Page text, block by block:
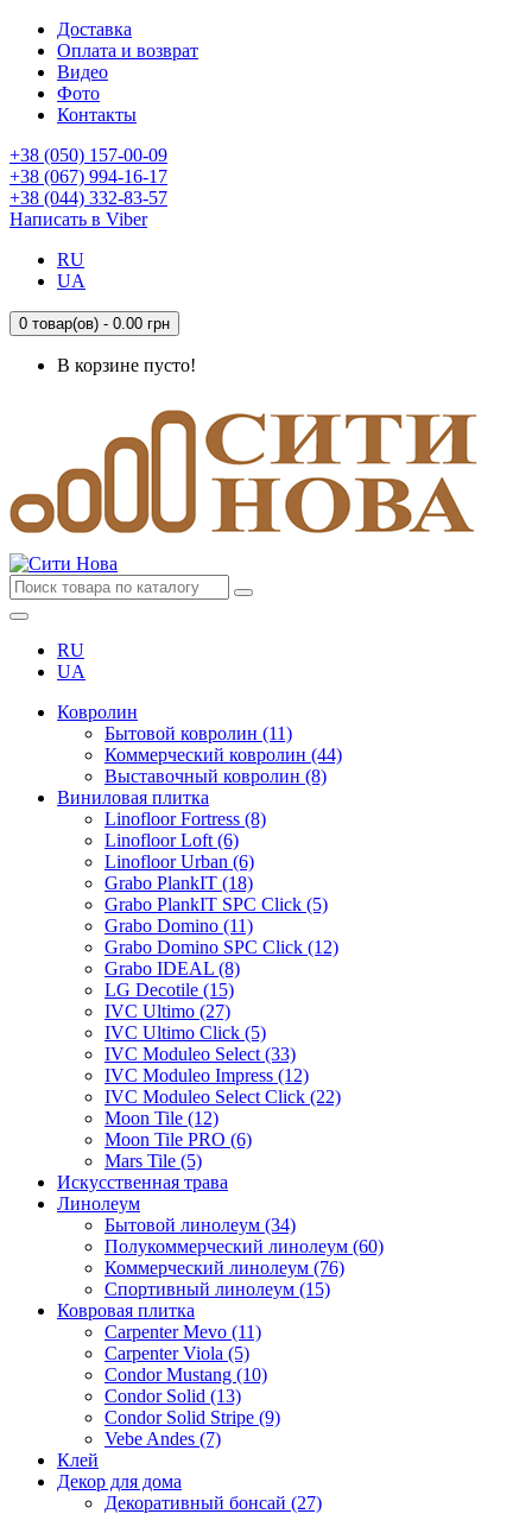
Доставка
Оплата и возврат
Видео
Фото
Контакты
+38 (050) 157-00-09
+38 (067) 994-16-17
+38 (044) 332-83-57
Написать в Viber
RU
UA
0 товар(ов) - 0.00 грн
В корзине пусто!
RU
UA
Ковролин
Бытовой ковролин (11)
Коммерческий ковролин (44)
Выставочный ковролин (8)
Виниловая плитка
Linofloor Fortress (8)
Linofloor Loft (6)
Linofloor Urban (6)
Grabo PlankIT (18)
Grabo PlankIT SPC Click (5)
Grabo Domino (11)
Grabo Domino SPC Click (12)
Grabo IDEAL (8)
LG Decotile (15)
IVC Ultimo (27)
IVC Ultimo Click (5)
IVC Moduleo Select (33)
IVC Moduleo Impress (12)
IVC Moduleo Select Click (22)
Moon Tile (12)
Moon Tile PRO (6)
Mars Tile (5)
Искусcтвенная трава
Линолеум
Бытовой линолеум (34)
Полукоммерческий линолеум (60)
Коммерческий линолеум (76)
Спортивный линолеум (15)
Ковровая плитка
Carpenter Mevo (11)
Carpenter Viola (5)
Condor Mustang (10)
Condor Solid (13)
Condor Solid Stripe (9)
Vebe Andes (7)
Клей
Декор для дома
Декоративный бонсай (27)